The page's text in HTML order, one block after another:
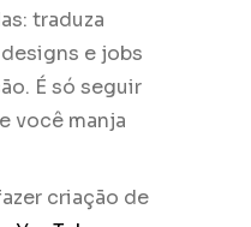
traduza
e jobs
É só seguir
você manja
criação de